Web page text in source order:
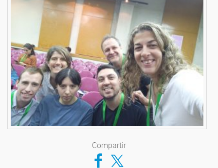
Compartir
Compartir en Facebook
Compartir en Twitter